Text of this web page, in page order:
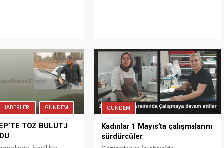
olarak saldırılarda hayatını...
GÜNDEM
TOZ BULUTU
GÜNDEM
Kadınlar 1 Mayıs’ta çalışmalarını
sürdürdüler